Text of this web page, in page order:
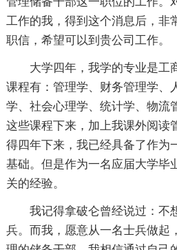
工作的我，得到这个消息后，非
职信，希望可以到贵公司工作。
大学四年，我学的专业是工
课程有：管理学、财务管理学、
学、社会心理学、统计学、物流
这些课程下来，加上我课外阅读
得四年下来，我已经具备了作为
基础。但是作为一名应届大学毕
关的经验。
我记得拿破仑曾经说过：不
兵。而我，愿意从一名士兵做起